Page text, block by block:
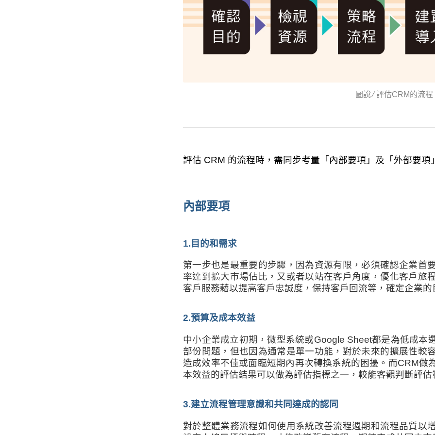
圖說 ∕ 評估CRM的流程
評估 CRM 的流程時，需同步考量「內部要項」及「外部要項
內部要項
1.目的和需求
第一步也是最重要的步驟，因為資源有限，必須確認企業首
率達到擴大市場佔比，又或者以站在客戶角度，優化客戶旅
客戶服務藉以提高客戶忠誠度，保持客戶回流等，確定企業
2.預算及成本效益
中小企業成立初期，微型系統或Google Sheet都是為低成本
部份問題，但也因為通常是單一功能，對於未來的擴展性較
造成效率不佳或面臨短期內再次轉換系統的困擾。而CRM做
本效益的評估結果可以做為評估指標之一，較能客觀判斷評估
3.建立流程管理意識和共同達成的認同
對於整體業務流程如何使用系統改善流程週期和流程品質以